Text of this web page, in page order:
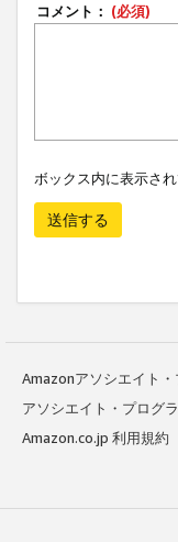
コメント： (必須)
ボックス内に表示さ
送信する
Amazonアソシエイト
アソシエイト・プログ
Amazon.co.jp 利用規約